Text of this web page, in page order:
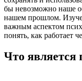
бы невозможно наше
нашем прошлом.
важным аспектом
понять, как работает
Что является